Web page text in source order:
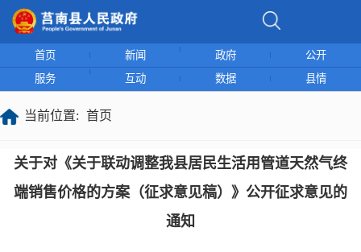
首页 新闻 政府
公开
服务
互动 数据 县情
当前位置: 首页
关于对《关于联动调整我县居民生活用管道天然气终
端销售价格的方案（征求意见稿）》公开征求意见的
通知